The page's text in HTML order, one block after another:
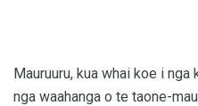
Mauruuru, kua whai koe i
nga waahanga o te taone-